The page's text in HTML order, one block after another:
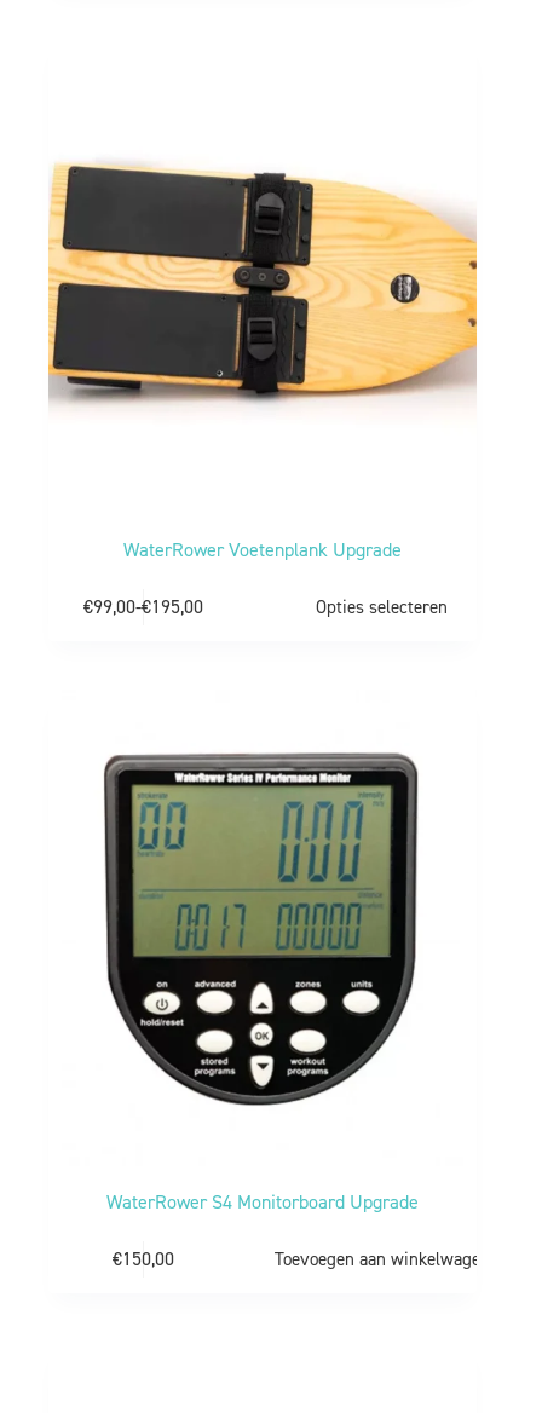
WaterRower Voetenplank Upgrade
€99,00-€195,00 Opties selecteren
WaterRower S4 Monitorboard Upgrade
€150,00 Toevoegen aan winkelwagen